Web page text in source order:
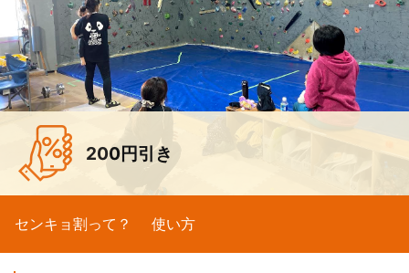
200円引き
センキョ割って？ 使い方